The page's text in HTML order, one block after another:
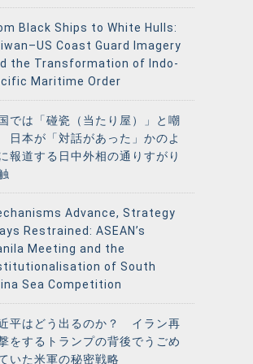
Black Ships to White Hulls:
Coast Guard Imagery
the Transformation of Indo-
Maritime Order
では「碰瓷（当たり屋）」と嘲
本が「対話があった」かのよ
報道する日中外相の通りすがり
Advance, Strategy
Restrained: ASEAN’s
Meeting and the
of South
Sea Competition
平はどう出るのか？ イラン再
をするトランプの背後でうごめ
いた米軍の秘密戦略